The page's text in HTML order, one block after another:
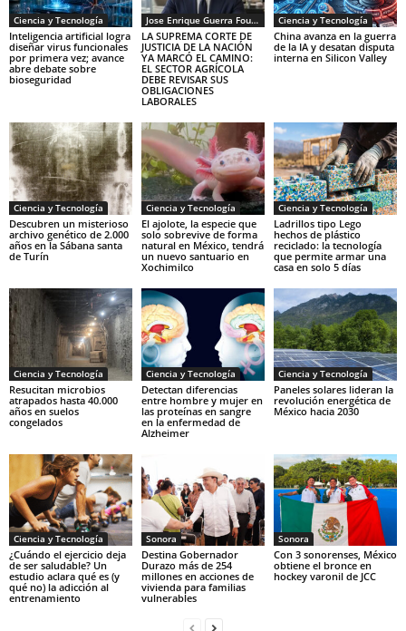
Ciencia y Tecnología
Inteligencia artificial logra
diseñar virus funcionales
por primera vez; avance
abre debate sobre
bioseguridad
Jose Enrique Guerra Fourcade
LA SUPREMA CORTE DE
JUSTICIA DE LA NACIÓN
YA MARCÓ EL CAMINO:
EL SECTOR AGRÍCOLA
DEBE REVISAR SUS
OBLIGACIONES
LABORALES
Ciencia y Tecnología
China avanza en la guerra
de la IA y desatan disputa
interna en Silicon Valley
Ciencia y Tecnología
Descubren un misterioso
archivo genético de 2.000
años en la Sábana santa
de Turín
Ciencia y Tecnología
El ajolote, la especie que
solo sobrevive de forma
natural en México, tendrá
un nuevo santuario en
Xochimilco
Ciencia y Tecnología
Ladrillos tipo Lego
hechos de plástico
reciclado: la tecnología
que permite armar una
casa en solo 5 días
Ciencia y Tecnología
Resucitan microbios
atrapados hasta 40.000
años en suelos
congelados
Ciencia y Tecnología
Detectan diferencias
entre hombre y mujer en
las proteínas en sangre
en la enfermedad de
Alzheimer
Ciencia y Tecnología
Paneles solares lideran la
revolución energética de
México hacia 2030
Ciencia y Tecnología
¿Cuándo el ejercicio deja
de ser saludable? Un
estudio aclara qué es (y
qué no) la adicción al
entrenamiento
Sonora
Destina Gobernador
Durazo más de 254
millones en acciones de
vivienda para familias
vulnerables
Sonora
Con 3 sonorenses, México
obtiene el bronce en
hockey varonil de JCC